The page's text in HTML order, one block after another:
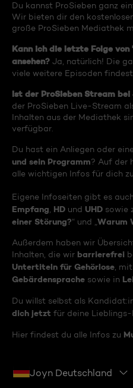
Du kannst ProSieben ganz
Wir bieten dir den
große ProSieben Mediathek
Kann ich die letzte Folge
ansehen? Ja, natürlich! Die
viele weitere Episoden
Ist der ProSieben Stream
der ProSieben Live-Stream
Inhalten aus der Mediathek
verfügbar.
Du hast ein Anliegen oder
und sein Programm? Auf der
alle wichtigen Infos für dich
Eigene Infoseiten gibt es
Empfang HD und UHD sowie
einer Störung?“ und „ Warum
Außerdem haben wir
Inhalten, die wir barrierefrei
Untertiteln für Gehörlose , mit
Gebärdensprache sowie in
Du willst selbst als
dich jetzt für deine Lieblings-
Hier findest du alle Infos zu
Joyn Deutschland